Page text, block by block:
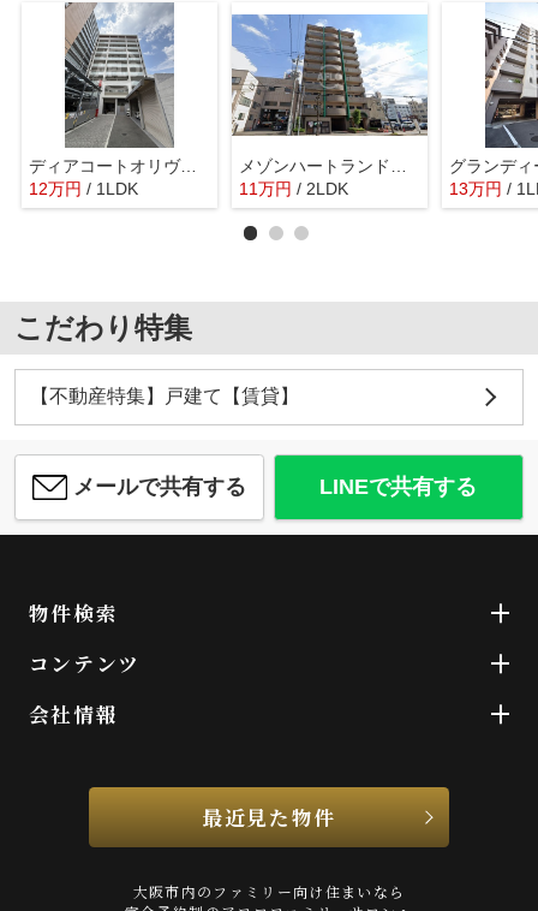
ディアコートオリヴィエ
12万円 / 1LDK
11万円 / 2LDK 13万円 /
こだわり特集
【不動産特集】戸建て【賃貸】
メールで共有する LINEで共有する
物件検索
コンテンツ
会社情報
最近見た物件
大阪市内のファミリー向け住まいなら